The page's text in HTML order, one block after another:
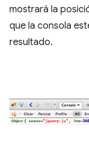
mostrará la
que la consola
resultado.